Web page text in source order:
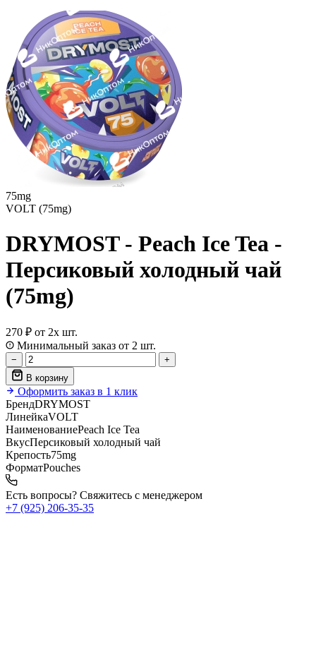
75mg
VOLT (75mg)
DRYMOST - Peach Ice Tea -
Персиковый холодный чай
(75mg)
270 ₽ от 2х шт.
Минимальный заказ от 2 шт.
−
+
В корзину
Оформить заказ в 1 клик
БрендDRYMOST
ЛинейкаVOLT
НаименованиеPeach Ice Tea
ВкусПерсиковый холодный чай
Крепость75mg
ФорматPouches
Есть вопросы? Свяжитесь с менеджером
+7 (925) 206‑35‑35